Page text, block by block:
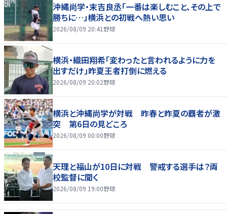
沖縄尚学・末吉良丞「一番は楽しむこと、その上で
勝ちに…」横浜との初戦へ熱い思い
2026/08/09 20:41 野球
横浜・織田翔希「変わったと言われるように力を
出すだけ」昨夏王者打倒に燃える
2026/08/09 20:02野球
横浜と沖縄尚学が対戦 昨春と昨夏の覇者が激
突 第6日の見どころ
2026/08/09 00:00野球
天理と福山が10日に対戦 警戒する選手は？両
校監督に聞く
2026/08/09 19:00野球